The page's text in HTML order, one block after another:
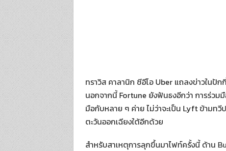
ทราวิส คาลานิก ซีอีโอ Uber แถลงข่าวในปั
นอกจากนี้ Fortune ยังฟันธงอีกว่า การร่วม
มือกับหลาย ๆ ค่าย ไม่ว่าจะเป็น Lyft ข้ามท
ตะวันออกเฉียงใต้อีกด้วย
สำหรับสาเหตุการลุกขึ้นมาไฟท์ครั้งนี้ ด้าน